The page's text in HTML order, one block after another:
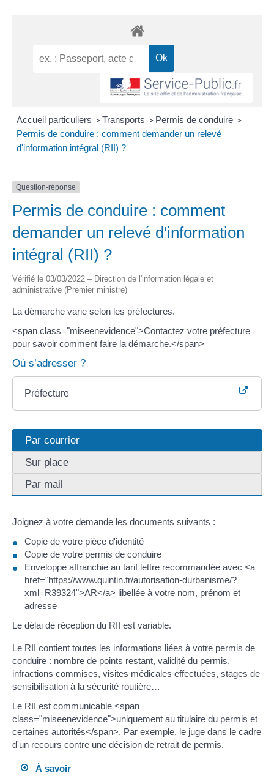
Accueil particuliers > Transports > Permis de conduire >
Permis de conduire : comment demander un relevé
d'information intégral (RII) ?
Question-réponse
Permis de conduire : comment
demander un relevé d'information
intégral (RII) ?
Vérifié le 03/03/2022 – Direction de l'information légale et
administrative (Premier ministre)
La démarche varie selon les préfectures.
<span class="miseenevidence">Contactez votre préfecture
pour savoir comment faire la démarche.</span>
Où s’adresser ?
Préfecture
Par courrier
Sur place
Par mail
Joignez à votre demande les documents suivants :
Copie de votre pièce d'identité
Copie de votre permis de conduire
Enveloppe affranchie au tarif lettre recommandée avec <a
href="https://www.quintin.fr/autorisation-durbanisme/?
xml=R39324">AR</a> libellée à votre nom, prénom et
adresse
Le délai de réception du RII est variable.
Le RII contient toutes les informations liées à votre permis de
conduire : nombre de points restant, validité du permis,
infractions commises, visites médicales effectuées, stages de
sensibilisation à la sécurité routière…
Le RII est communicable <span
class="miseenevidence">uniquement au titulaire du permis et
certaines autorités</span>. Par exemple, le juge dans le cadre
d'un recours contre une décision de retrait de permis.
À savoir